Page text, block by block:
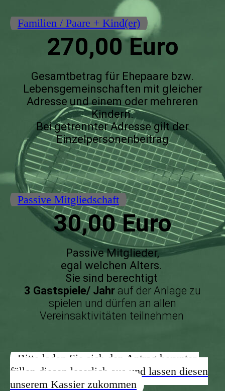
Familien / Paare + Kind(er)
270,00 Euro
Gesamtbetrag für Ehepaare bzw.
Lebensgemeinschaften mit gleicher
Adresse und einem oder mehreren
Kindern.
Bei getrennter Adresse gilt der
Einzelpersonenbeitrag
Passive Mitgliedschaft
30,00 Euro
Passive Mitglieder,
egal welchen Alters.
Sie sind berechtigt
3 Gastspiele/ Jahr auf der Anlage zu
spielen und dürfen an allen
Vereinsaktivitäten teilnehmen
Bitte laden Sie sich den Antrag herunter,
füllen diesen leserlich aus und lassen diesen
unserem Kassier zukommen